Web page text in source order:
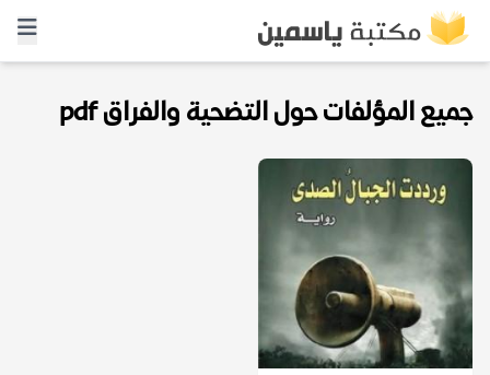
جميع المؤلفات حول التضحية والفراق pdf